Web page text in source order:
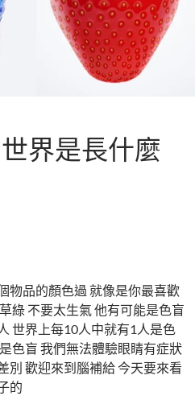
界是長什麼
物品的顏色過 就像是你最喜歡
綠 不要太生氣 他有可能是色盲
世界上每10人中就有1人是色
色盲 我們無法體驗眼睛有症狀
別 歡迎來到腦補給 今天要來看
的